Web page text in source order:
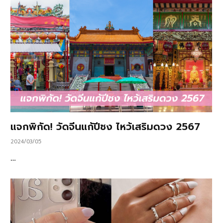
แจกพิกัด! วัดจีนแก้ปีชง ไหว้เสริมดวง 2567
2024/03/05
…